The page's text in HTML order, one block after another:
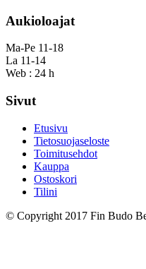
Aukioloajat
Ma-Pe 11-18
La 11-14
Web : 24 h
Sivut
Etusivu
Tietosuojaseloste
Toimitusehdot
Kauppa
Ostoskori
Tilini
© Copyright 2017 Fin Budo